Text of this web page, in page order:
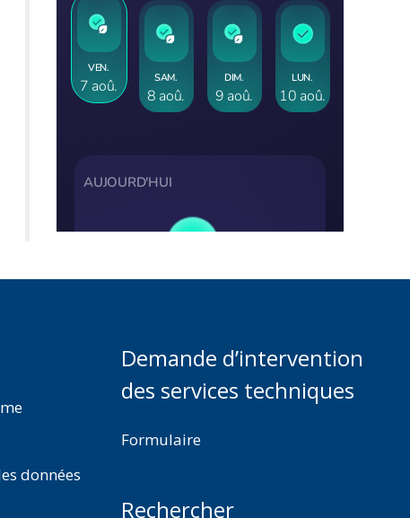
données
Demande d’intervention
des services techniques
Formulaire
Rechercher